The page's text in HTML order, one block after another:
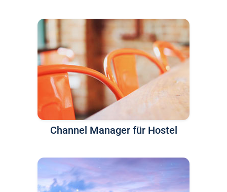
Channel Manager für Hostel